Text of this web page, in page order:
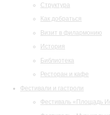
Структура
Как добраться
Визит в филармонию
История
Библиотека
Ресторан и кафе
Фестивали и гастроли
Фестиваль «Площадь